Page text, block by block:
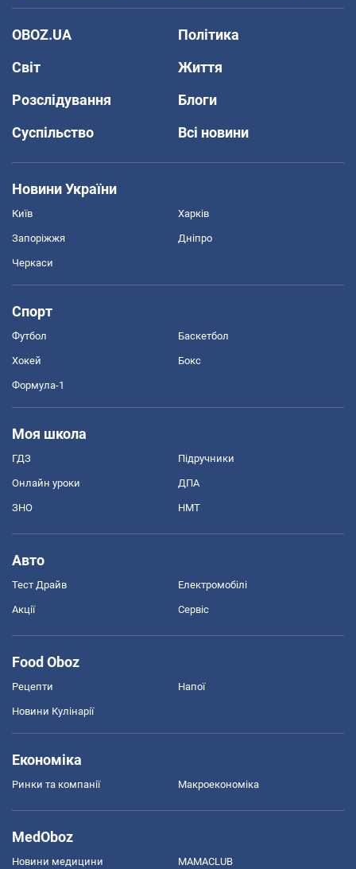
OBOZ.UA
Політика
Світ
Життя
Розслідування
Блоги
Суспільство
Всі новини
Новини України
Київ Харків
Запоріжжя Дніпро
Черкаси
Спорт
Футбол Баскетбол
Хокей Бокс
Формула-1
Моя школа
ГДЗ Підручники
Онлайн уроки ДПА
ЗНО НМТ
Авто
Тест Драйв Електромобілі
Акції Сервіс
Food Oboz
Рецепти Напої
Новини Кулінарії
Економіка
Ринки та компанії Макроекономіка
MedOboz
Новини медицини MAMACLUB